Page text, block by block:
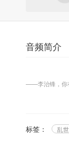
音频简介
——李治锋，你
@晋江文学城
标签： 乱